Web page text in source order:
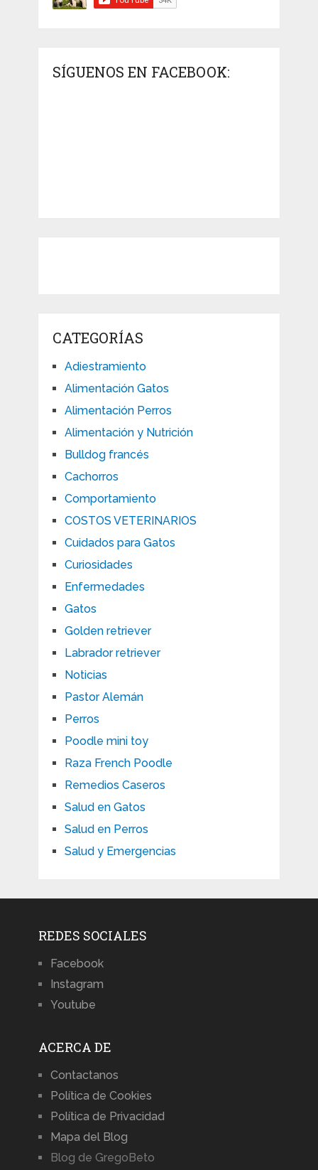
SÍGUENOS EN FACEBOOK:
CATEGORÍAS
Adiestramiento
Alimentación Gatos
Alimentación Perros
Alimentación y Nutrición
Bulldog francés
Cachorros
Comportamiento
COSTOS VETERINARIOS
Cuidados para Gatos
Curiosidades
Enfermedades
Gatos
Golden retriever
Labrador retriever
Noticias
Pastor Alemán
Perros
Poodle mini toy
Raza French Poodle
Remedios Caseros
Salud en Gatos
Salud en Perros
Salud y Emergencias
REDES SOCIALES
Facebook
Instagram
Youtube
ACERCA DE
Contactanos
Política de Cookies
Política de Privacidad
Mapa del Blog
Blog de GregoBeto